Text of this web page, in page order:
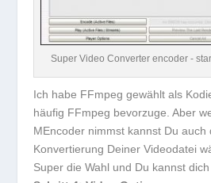
Super Video Converter encoder -
Ich habe FFmpeg gewählt als
häufig FFmpeg bevorzuge. Aber
MEncoder nimmst kannst Du auch
Konvertierung Deiner Videodatei
Super die Wahl und Du kannst dich